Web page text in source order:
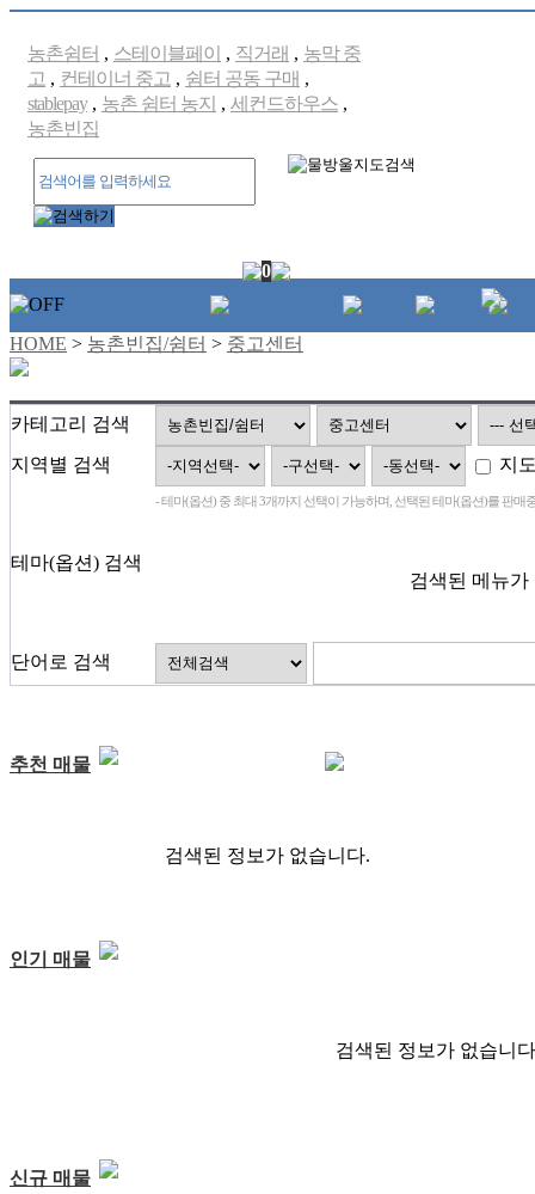
농촌쉼터 , 스테이블페이 , 직거래 , 농막 중
고 , 컨테이너 중고 , 쉼터 공동 구매 ,
stablepay, 농촌 쉼터 농지 , 세컨드하우스 ,
농촌빈집
0
HOME > 농촌빈집/쉼터 > 중고센터
카테고리 검색
지역별 검색
지
테마(옵션) 검색
- 테마(옵션) 중 최대 3개까지 선택이 가능하며, 선택된 테마(옵션)를 판매
검색된 메뉴가
단어로 검색
추천 매물
검색된 정보가 없습니다.
인기 매물
검색된 정보가 없습니
신규 매물